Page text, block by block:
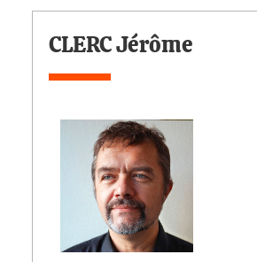
CLERC Jérôme